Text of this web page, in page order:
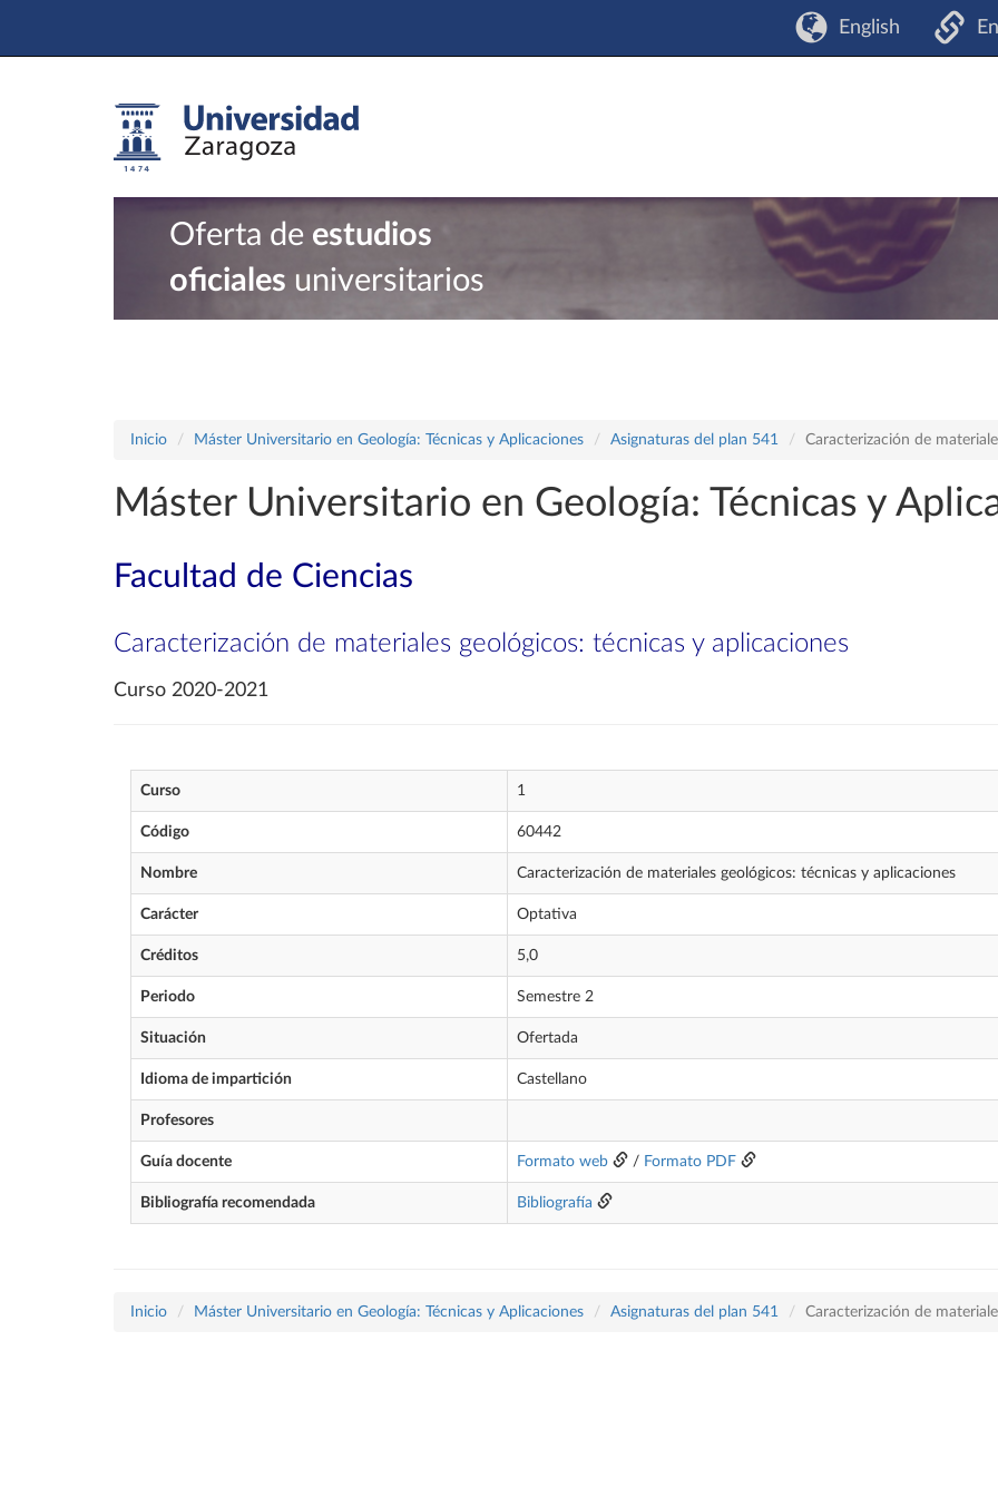
English
Oferta de estudios
oficiales universitarios
Inicio Máster Universitario en Geología: Técnicas y Aplicaciones Asignaturas del plan 541 Caracterización de
Máster Universitario en Geología: Técnicas y
Facultad de Ciencias
Caracterización de materiales geológicos: técnicas y aplicaciones
Curso 2020-2021
Curso 1
Código 60442
Nombre Caracterización de materiales geológicos: técnicas y aplicaciones
Carácter Optativa
Créditos 5,0
Periodo Semestre 2
Situación Ofertada
Idioma de impartición Castellano
Profesores
Guía docente Formato web / Formato PDF
Bibliografía recomendada Bibliografía
Inicio Máster Universitario en Geología: Técnicas y Aplicaciones Asignaturas del plan 541 Caracterización de